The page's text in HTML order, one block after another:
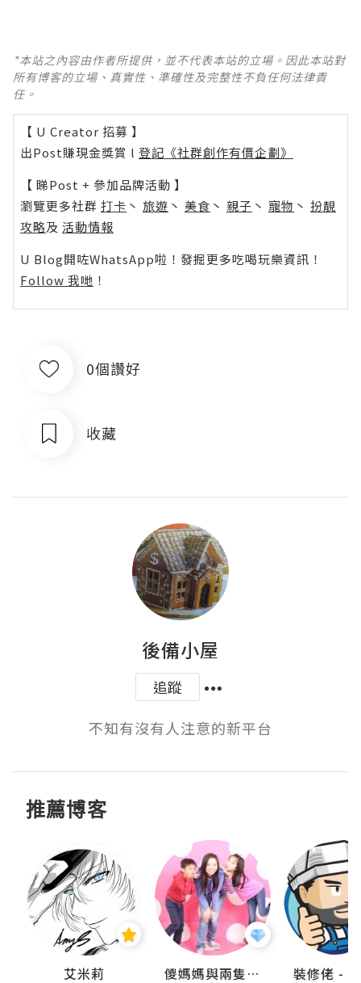
*本站之內容由作者所提供，並不代表本站的立場。因此本站對
所有博客的立場、真實性、準確性及完整性不負任何法律責
任。
【 U Creator 招募 】
出Post賺現金獎賞 l 登記《社群創作有價企劃》
【 睇Post + 參加品牌活動 】
瀏覽更多社群 打卡 丶 旅遊 丶 美食 丶 親子 丶 寵物 丶 扮靚
攻略及 活動情報
U Blog開咗WhatsApp啦！發掘更多吃喝玩樂資訊！
Follow 我哋 ！
0個讚好
收藏
後備小屋
追蹤
不知有沒有人注意的新平台
推薦博客
艾米莉 儍媽媽與兩隻小魔怪之家